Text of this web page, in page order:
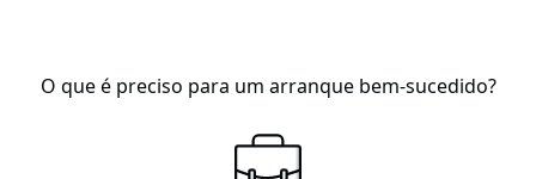
O que é preciso para um arranque bem-sucedido?